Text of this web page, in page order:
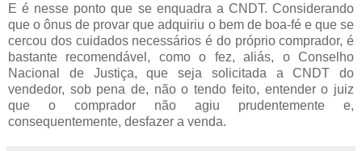
E é nesse ponto que se enquadra a CNDT. Considerando
que o ônus de provar que adquiriu o bem de boa-fé e que se
cercou dos cuidados necessários é do próprio comprador, é
bastante recomendável, como o fez, aliás, o Conselho
Nacional de Justiça, que seja solicitada a CNDT do
vendedor, sob pena de, não o tendo feito, entender o juiz
que o comprador não agiu prudentemente e,
consequentemente, desfazer a venda.